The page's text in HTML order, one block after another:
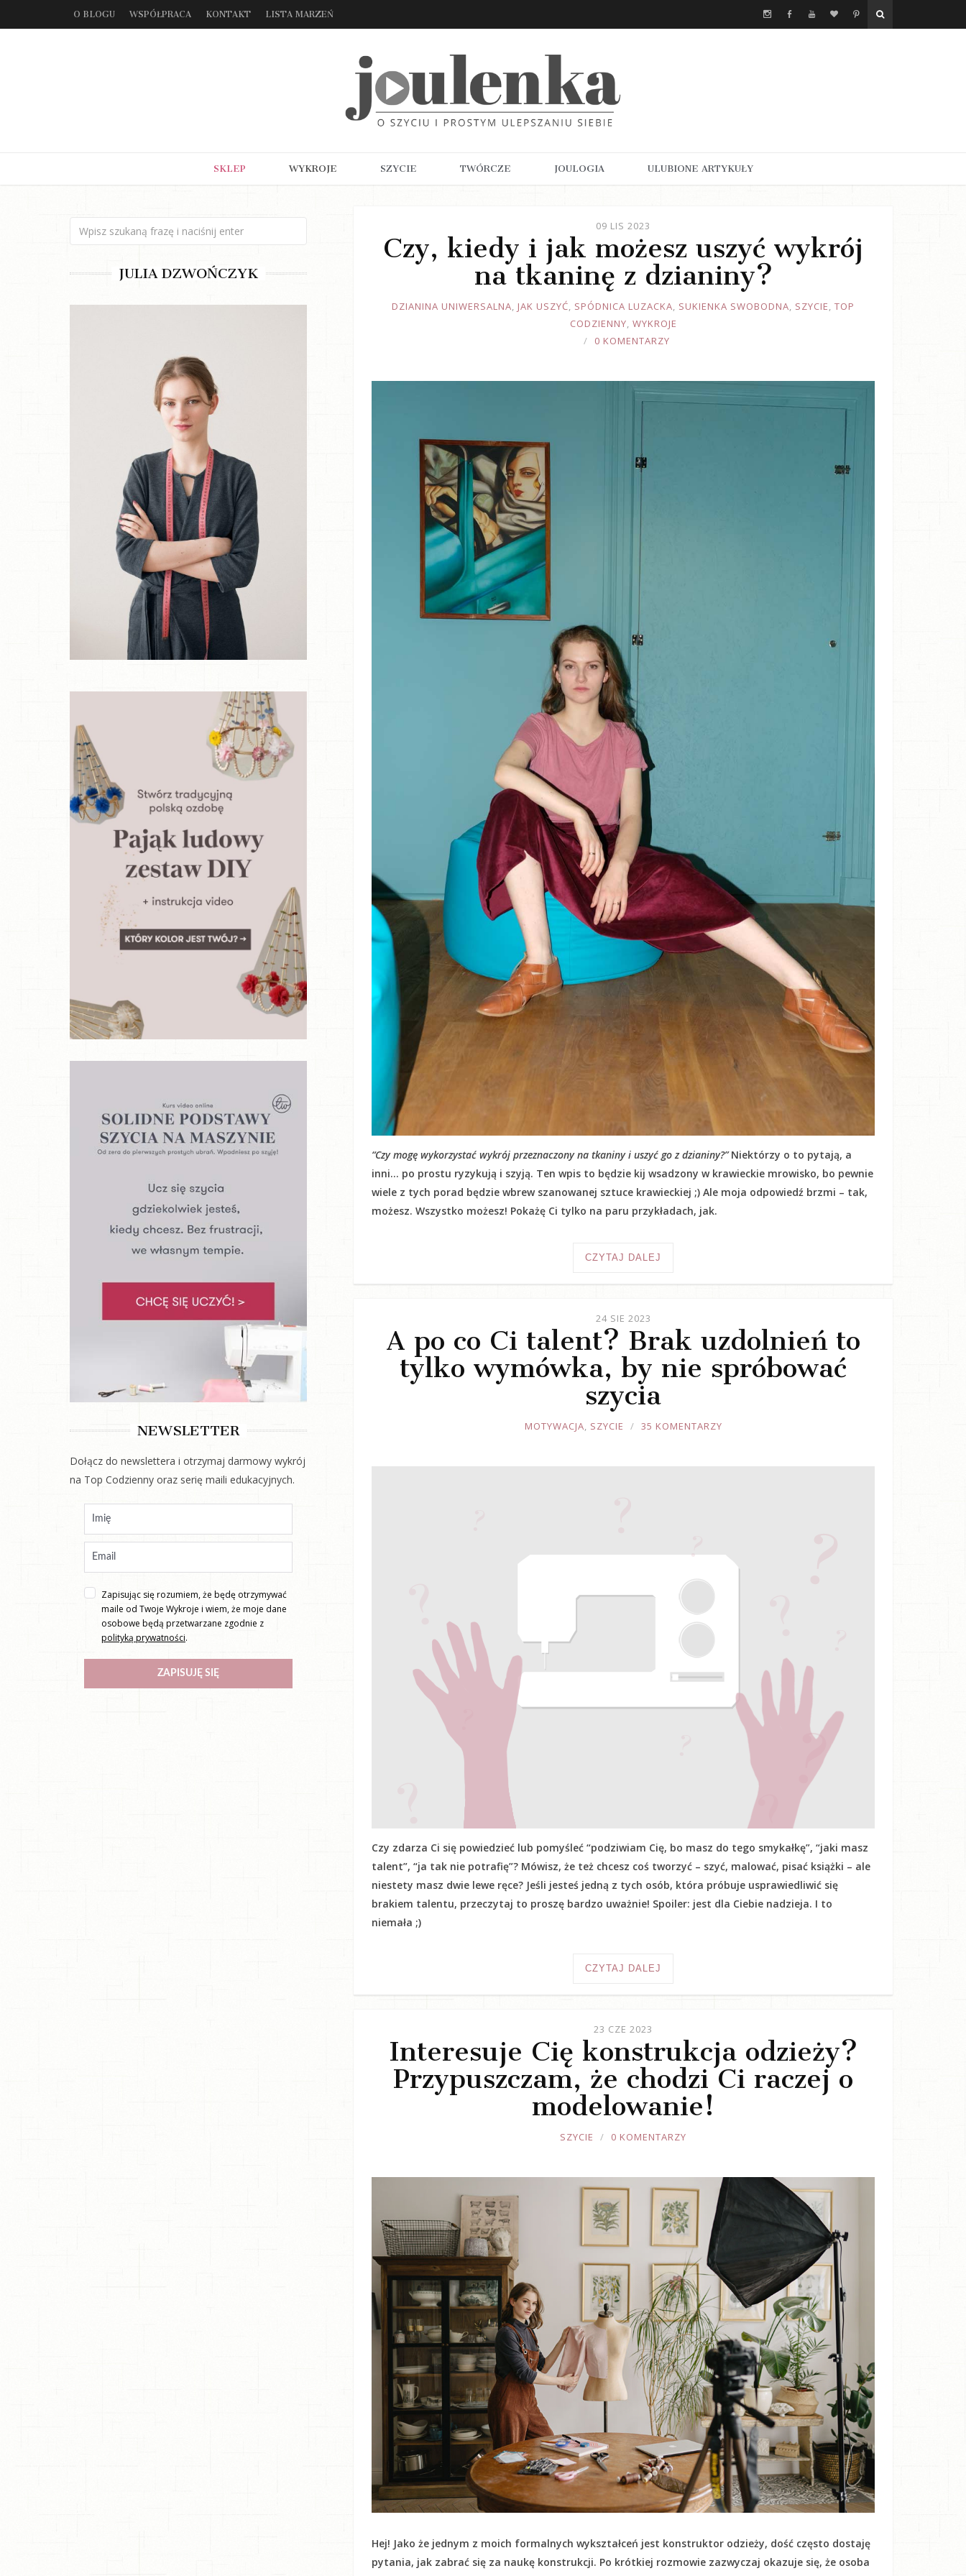
O BLOGU WSPÓŁPRACA KONTAKT LISTA MARZEŃ
SKLEP WYKROJE SZYCIE TWÓRCZE JOULOGIA ULUBIONE ARTYKUŁY
09 LIS 2023
Czy, kiedy i jak możesz uszyć wykrój
na tkaninę z dzianiny?
JOULEDZIANINA UNIWERSALNA, JAK USZYĆ, SPÓDNICA LUZACKA, SUKIENKA SWOBODNA, SZYCIE, TOP
CODZIENNY, WYKROJE
0 KOMENTARZY
“Czy mogę wykorzystać wykrój przeznaczony na tkaniny i uszyć go z dzianiny?”Niektórzy o to pytają, a
inni… po prostu ryzykują i szyją. Ten wpis to będzie kij wsadzony w krawieckie mrowisko, bo pewnie
wiele z tych porad będzie wbrew szanowanej sztuce krawieckiej ;) Ale moja odpowiedź brzmi – tak,
możesz. Wszystko możesz! Pokażę Ci tylko na paru przykładach, jak.
CZYTAJ DALEJ
24 SIE 2023
A po co Ci talent? Brak uzdolnień to
tylko wymówka, by nie spróbować
szycia
JOULE
MOTYWACJA, SZYCIE 35 KOMENTARZY
Czy zdarza Ci się powiedzieć lub pomyśleć “podziwiam Cię, bo masz do tego smykałkę”, “jaki masz
talent”, “ja tak nie potrafię”? Mówisz, że też chcesz coś tworzyć – szyć, malować, pisać książki – ale
niestety masz dwie lewe ręce? Jeśli jesteś jedną z tych osób, która próbuje usprawiedliwić się
brakiem talentu, przeczytaj to proszę bardzo uważnie! Spoiler: jest dla Ciebie nadzieja. I to
niemała ;)
CZYTAJ DALEJ
23 CZE 2023
Interesuje Cię konstrukcja odzieży?
Przypuszczam, że chodzi Ci raczej o
modelowanie!
JOULE
SZYCIE 0 KOMENTARZY
Hej! Jako że jednym z moich formalnych wykształceń jest konstruktor odzieży, dość często dostaję
pytania, jak zabrać się za naukę konstrukcji. Po krótkiej rozmowie zazwyczaj okazuje się, że osoba
JULIA DZWOŃCZYK
NEWSLETTER
Dołącz do newslettera i otrzymaj darmowy wykrój
na Top Codzienny oraz serię maili edukacyjnych.
Zapisując się rozumiem, że będę otrzymywać
maile od Twoje Wykroje i wiem, że moje dane
osobowe będą przetwarzane zgodnie z
polityką prywatności.
ZAPISUJĘ SIĘ